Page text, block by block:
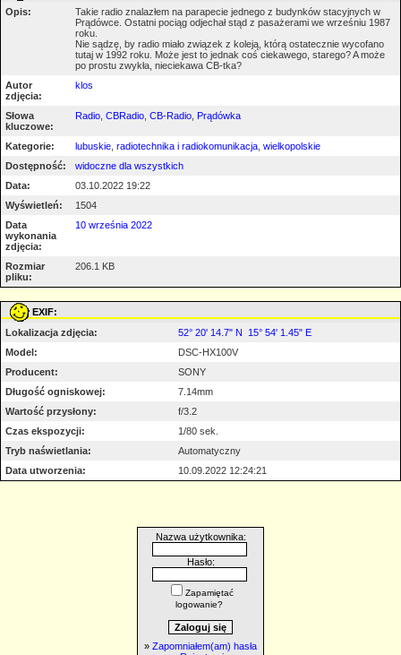
Opis:
Takie radio znalazłem na parapecie jednego z budynków stacyjnych w
Prądówce. Ostatni pociąg odjechał stąd z pasażerami we wrześniu 1987
roku.
Nie sądzę, by radio miało związek z koleją, którą ostatecznie wycofano
tutaj w 1992 roku. Może jest to jednak coś ciekawego, starego? A może
po prostu zwykła, nieciekawa CB-tka?
Autor
zdjęcia:
klos
Słowa
kluczowe:
Radio CBRadio CB-Radio Prądówka
Kategorie: lubuskie radiotechnika i radiokomunikacja wielkopolskie
Dostępność:
widoczne dla wszystkich
Data:
03.10.2022 19:22
Wyświetleń:
1504
Data
wykonania
zdjęcia:
10 września 2022
Rozmiar
pliku:
206.1 KB
EXIF:
Lokalizacja zdjęcia:
52° 20' 14.7" N 15° 54' 1.45" E
Model:
DSC-HX100V
Producent:
SONY
Długość ogniskowej:
7.14mm
Wartość przysłony:
f/3.2
Czas ekspozycji:
1/80 sek.
Tryb naświetlania:
Automatyczny
Data utworzenia:
10.09.2022 12:24:21
Nazwa użytkownika:
Hasło:
Zapamiętać
logowanie?
» Zapomniałem(am) hasła